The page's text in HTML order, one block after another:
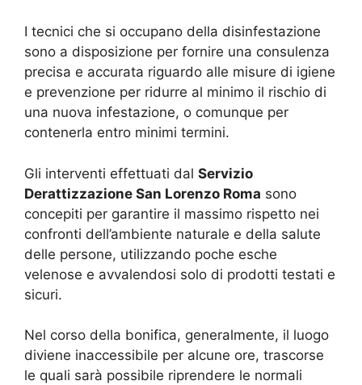
I tecnici che si occupano della disinfestazione
sono a disposizione per fornire una consulenza
precisa e accurata riguardo alle misure di igiene
e prevenzione per ridurre al minimo il rischio di
una nuova infestazione, o comunque per
contenerla entro minimi termini.
Gli interventi effettuati dal Servizio
Derattizzazione San Lorenzo Roma sono
concepiti per garantire il massimo rispetto nei
confronti dell’ambiente naturale e della salute
delle persone, utilizzando poche esche
velenose e avvalendosi solo di prodotti testati e
sicuri.
Nel corso della bonifica, generalmente, il luogo
diviene inaccessibile per alcune ore, trascorse
le quali sarà possibile riprendere le normali